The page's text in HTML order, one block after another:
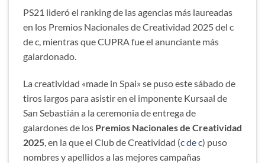
PS21 lideró el ranking de las agencias más laureadas
en los Premios Nacionales de Creatividad 2025 del c
de c, mientras que CUPRA fue el anunciante más
galardonado.
La creatividad «made in Spai» se puso este sábado de
tiros largos para asistir en el imponente Kursaal de
San Sebastián a la ceremonia de entrega de
galardones de los Premios Nacionales de Creatividad
2025 , en la que el Club de Creatividad (c de c) puso
nombres y apellidos a las mejores campañas